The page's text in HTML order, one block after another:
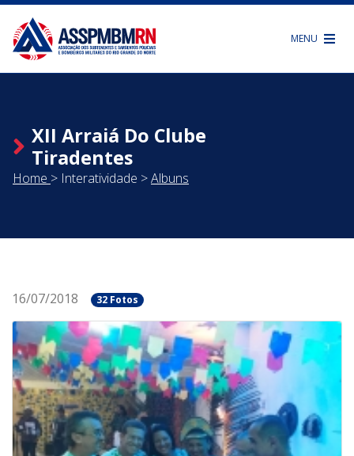
MENU
XII Arraiá Do Clube
Tiradentes
Home > Interatividade >Albuns
16/07/2018 32 Fotos